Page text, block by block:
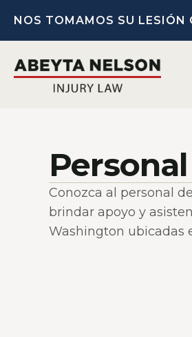
NOS TOMAMOS SU LESIÓN
Personal
Conozca al personal
brindar apoyo y
Washington ubicadas